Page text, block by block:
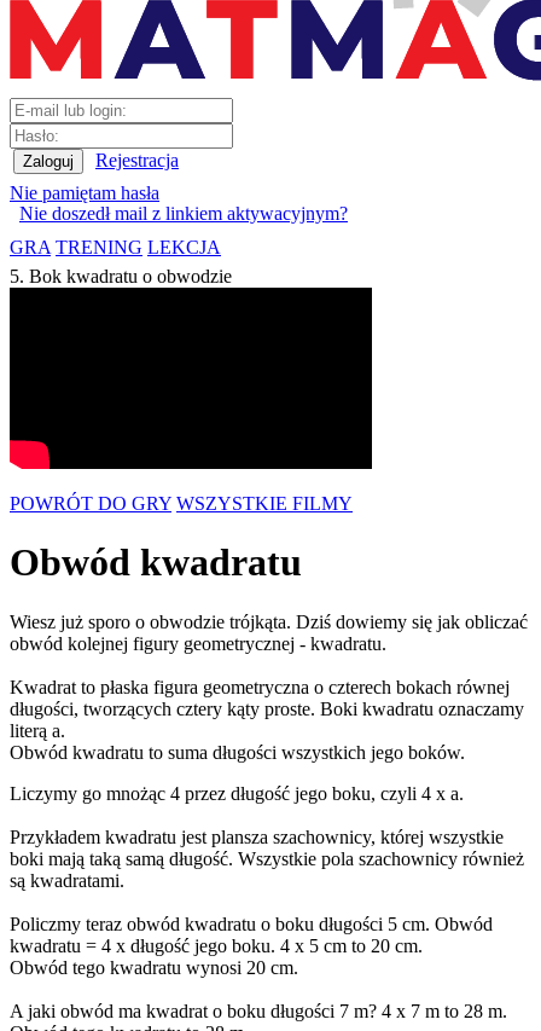
Rejestracja
Nie pamiętam hasła
Nie doszedł mail z linkiem aktywacyjnym?
GRA TRENING LEKCJA
5. Bok kwadratu o obwodzie
POWRÓT DO GRY WSZYSTKIE FILMY
Obwód kwadratu
Wiesz już sporo o obwodzie trójkąta. Dziś dowiemy się jak obliczać
obwód kolejnej figury geometrycznej - kwadratu.
Kwadrat to płaska figura geometryczna o czterech bokach równej
długości, tworzących cztery kąty proste. Boki kwadratu oznaczamy
literą a.
Obwód kwadratu to suma długości wszystkich jego boków.
Liczymy go mnożąc 4 przez długość jego boku, czyli 4 x a.
Przykładem kwadratu jest plansza szachownicy, której wszystkie
boki mają taką samą długość. Wszystkie pola szachownicy również
są kwadratami.
Policzmy teraz obwód kwadratu o boku długości 5 cm. Obwód
kwadratu = 4 x długość jego boku. 4 x 5 cm to 20 cm.
Obwód tego kwadratu wynosi 20 cm.
A jaki obwód ma kwadrat o boku długości 7 m? 4 x 7 m to 28 m.